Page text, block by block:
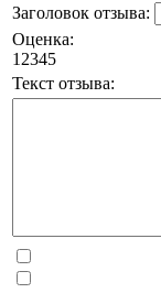
Заголовок отзыва:
Оценка:
1 2345
Текст отзыва: